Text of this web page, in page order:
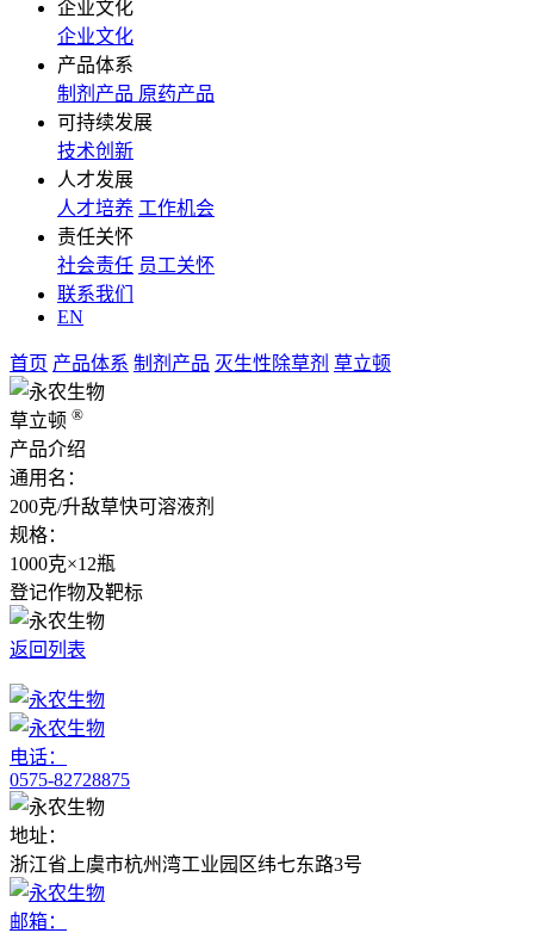
企业文化
企业文化
产品体系
制剂产品 原药产品
可持续发展
技术创新
人才发展
人才培养 工作机会
责任关怀
社会责任 员工关怀
联系我们
EN
首页 产品体系 制剂产品 灭生性除草剂 草立顿
草立顿 ®
产品介绍
通用名：
200克/升敌草快可溶液剂
规格：
1000克×12瓶
登记作物及靶标
返回列表
电话：
0575-82728875
地址：
浙江省上虞市杭州湾工业园区纬七东路3号
邮箱：